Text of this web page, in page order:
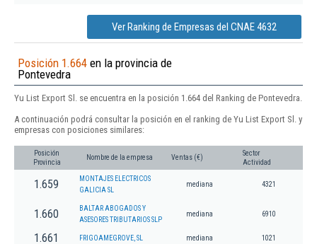
Ver Ranking de Empresas del CNAE 4632
Posición 1.664 en la provincia de
Pontevedra
Yu List Export Sl. se encuentra en la posición 1.664 del Ranking de Pontevedra.
A continuación podrá consultar la posición en el ranking de Yu List Export Sl. y
empresas con posiciones similares:
Posición
Provincia
Nombre de la empresa Ventas (€)
Sector
Actividad
1.659
MONTAJES ELECTRICOS
GALICIA SL
mediana 4321
1.660
BALTAR ABOGADOS Y
ASESORES TRIBUTARIOS SLP
mediana 6910
1.661 FRIGOAMEGROVE, SL mediana 1021